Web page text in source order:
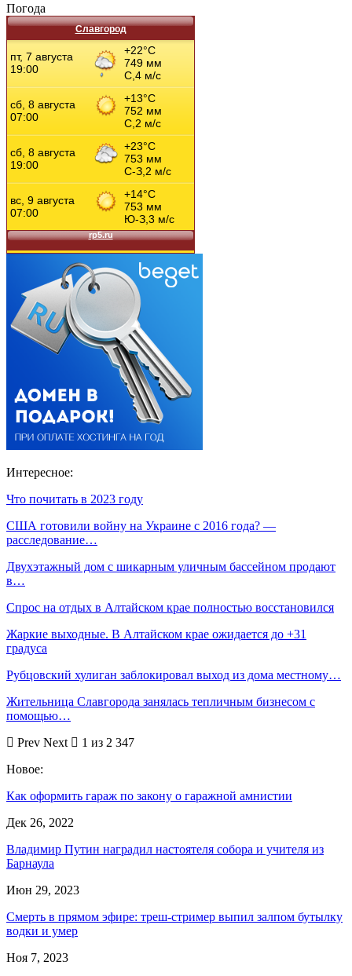
Погода
Славгород
Интересное:
Что почитать в 2023 году
США готовили войну на Украине с 2016 года? —
расследование…
Двухэтажный дом с шикарным уличным бассейном продают
в…
Спрос на отдых в Алтайском крае полностью восстановился
Жаркие выходные. В Алтайском крае ожидается до +31
градуса
Рубцовский хулиган заблокировал выход из дома местному…
Жительница Славгорода занялась тепличным бизнесом с
помощью…
Prev Next
1 из 2 347
Новое:
Как оформить гараж по закону о гаражной амнистии
Дек 26, 2022
Владимир Путин наградил настоятеля собора и учителя из
Барнаула
Июн 29, 2023
Смерть в прямом эфире: треш-стример выпил залпом бутылку
водки и умер
Ноя 7, 2023